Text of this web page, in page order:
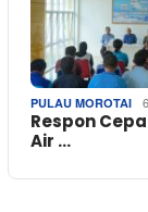
PULAU MOROTAI
Respon
Air …